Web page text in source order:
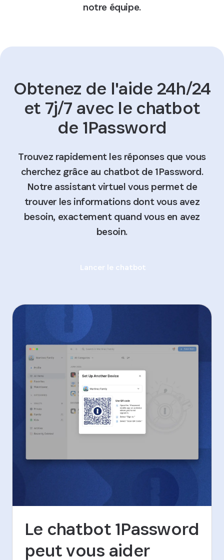
notre équipe.
Obtenez de l'aide 24h/24
et 7j/7 avec le chatbot
de 1Password
Trouvez rapidement les réponses que vous
cherchez grâce au chatbot de 1Password.
Notre assistant virtuel vous permet de
trouver les informations dont vous avez
besoin, exactement quand vous en avez
besoin.
Lancer le chatbot
Le chatbot 1Password
peut vous aider